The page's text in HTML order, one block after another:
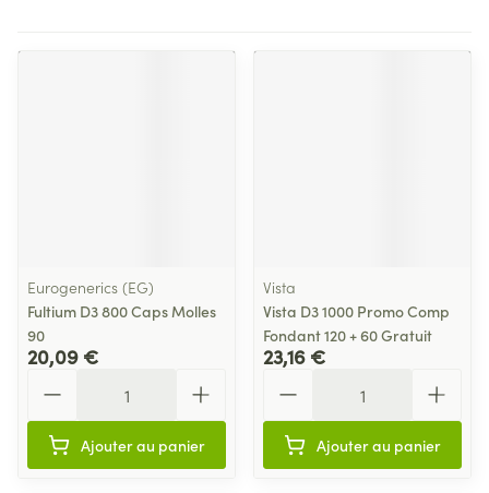
Eurogenerics (EG)
Fultium D3 800 Caps Molles
90
20,09 €
Ajouter au panier
Vista
Vista D3 1000 Promo Comp
Fondant 120 + 60 Gratuit
23,16 €
Ajouter au panier